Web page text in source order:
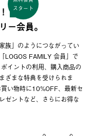
スタート
ー会員。
族」のようにつながってい
LOGOS FAMILY 会員」で
イントの利用、購入商品の
ざまな特典を受けられま
い物時に10%OFF、最新セ
ゼントなど、さらにお得な